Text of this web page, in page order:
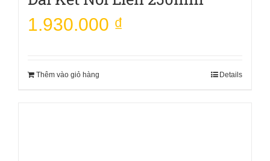
1.930.000 ₫
Thêm vào giỏ hàng Details